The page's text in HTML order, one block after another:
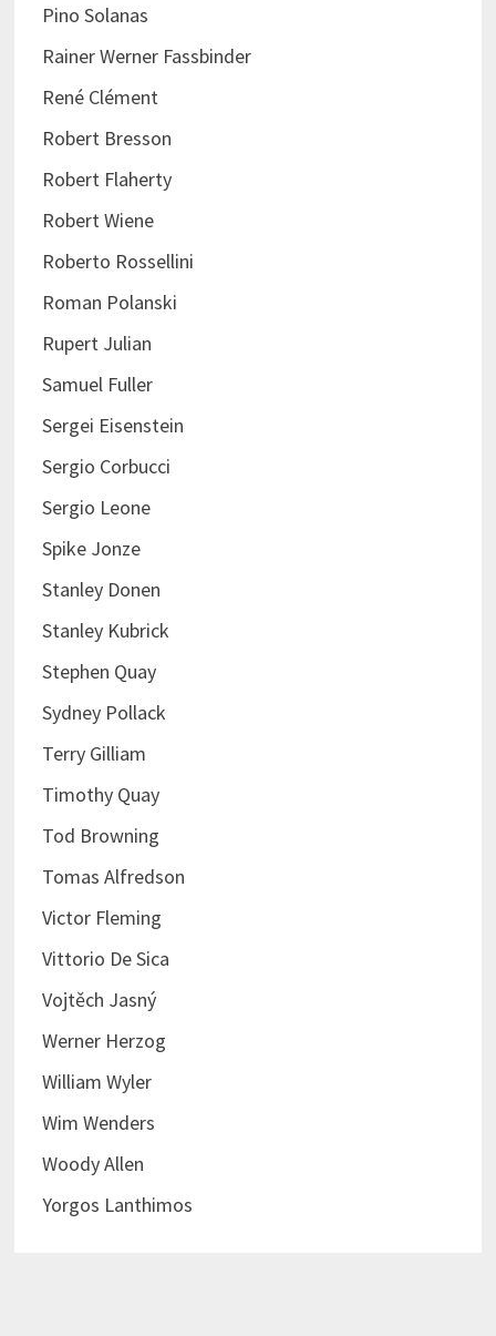
Pino Solanas
Rainer Werner Fassbinder
René Clément
Robert Bresson
Robert Flaherty
Robert Wiene
Roberto Rossellini
Roman Polanski
Rupert Julian
Samuel Fuller
Sergei Eisenstein
Sergio Corbucci
Sergio Leone
Spike Jonze
Stanley Donen
Stanley Kubrick
Stephen Quay
Sydney Pollack
Terry Gilliam
Timothy Quay
Tod Browning
Tomas Alfredson
Victor Fleming
Vittorio De Sica
Vojtěch Jasný
Werner Herzog
William Wyler
Wim Wenders
Woody Allen
Yorgos Lanthimos